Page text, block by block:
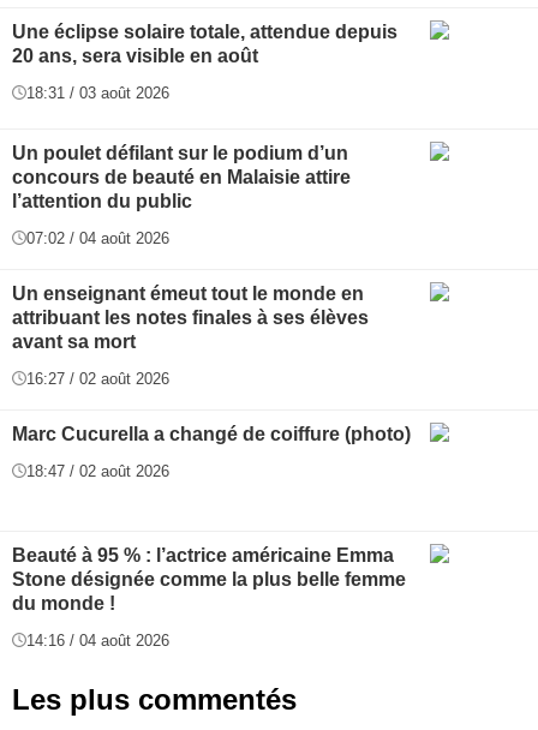
Une éclipse solaire totale, attendue depuis
20 ans, sera visible en août
18:31 / 03 août 2026
Un poulet défilant sur le podium d’un
concours de beauté en Malaisie attire
l’attention du public
07:02 / 04 août 2026
Un enseignant émeut tout le monde en
attribuant les notes finales à ses élèves
avant sa mort
16:27 / 02 août 2026
Marc Cucurella a changé de coiffure (photo)
18:47 / 02 août 2026
Beauté à 95 % : l’actrice américaine Emma
Stone désignée comme la plus belle femme
du monde !
14:16 / 04 août 2026
Les plus commentés